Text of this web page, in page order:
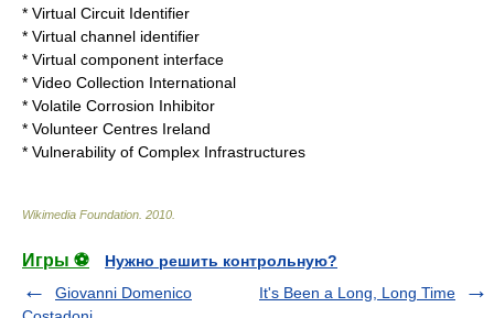
* Virtual Circuit Identifier
* Virtual channel identifier
* Virtual component interface
* Video Collection International
* Volatile Corrosion Inhibitor
* Volunteer Centres Ireland
* Vulnerability of Complex Infrastructures
Wikimedia Foundation 2010
Игры ⚽
Нужно решить контрольную?
Giovanni Domenico
It's Been a Long, Long Time